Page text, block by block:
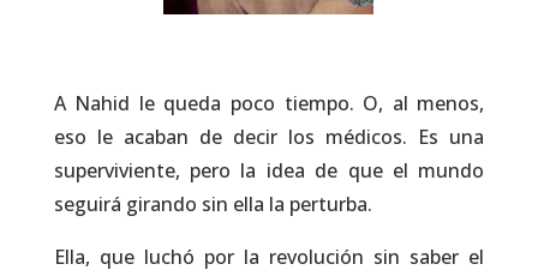
A Nahid le queda poco tiempo. O, al menos,
eso le acaban de decir los médicos. Es una
superviviente, pero la idea de que el mundo
seguirá girando sin ella la perturba.
Ella, que luchó por la revolución sin saber el